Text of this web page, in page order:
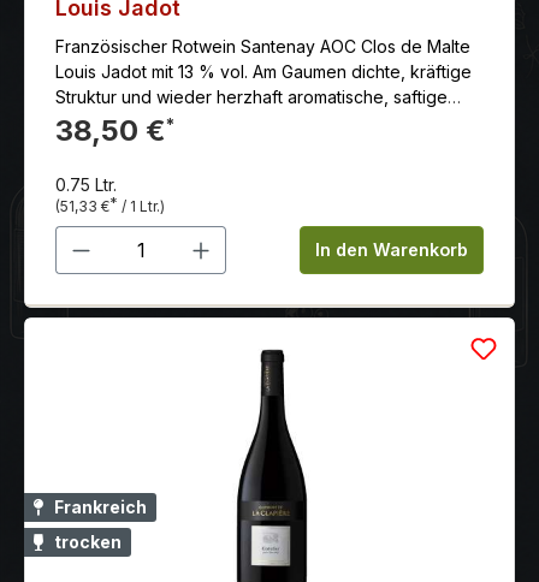
Louis Jadot
Französischer Rotwein Santenay AOC Clos de Malte
Louis Jadot mit 13 % vol. Am Gaumen dichte, kräftige
Struktur und wieder herzhaft aromatische, saftige
Frucht, die von einer dezenten Fassnote sehr
harmonisch abgerundet wird.
38,50 €*
0.75 Ltr.
(51,33 €* / 1 Ltr.)
Produkt Anzahl: Gib denIn den Warenkorb
Frankreich
trocken